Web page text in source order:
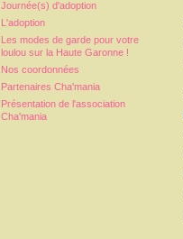
Journée(s) d'adoption
L'adoption
Les modes de garde pour votre
loulou sur la Haute Garonne !
Nos coordonnées
Partenaires Cha'mania
Présentation de l'association
Cha'mania